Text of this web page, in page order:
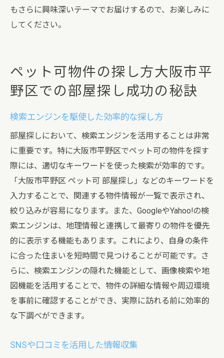
もさらに興味深いテーマでお届けするので、お楽しみに
してください。
ペット可物件の探し方大阪市平
野区での部屋探し成功の秘訣
検索エンジンを駆使した効率的な探し方
部屋探しにおいて、検索エンジンを活用することは非常
に重要です。特に大阪市平野区でペット可の物件を探す
際には、適切なキーワードを使った検索が効率的です。
「大阪市平野区 ペット可 部屋探し」などのキーワードを
入力することで、関連する物件情報が一覧で表示され、
絞り込みが容易になります。また、GoogleやYahoo!の検
索エンジンは、地理情報と連携して最寄りの物件を優先
的に表示する機能もあります。これにより、自身の条件
に合った住まいを短時間で見つけることが可能です。さ
らに、検索エンジンの隠れた機能として、画像検索や地
図機能を活用することで、物件の詳細な情報や周辺環境
を事前に確認することができ、実際に訪れる前に効率的
な下調べができます。
SNSや口コミを活用した情報収集